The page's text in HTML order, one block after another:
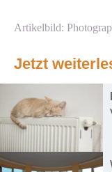
Artikelbild:
Jetzt